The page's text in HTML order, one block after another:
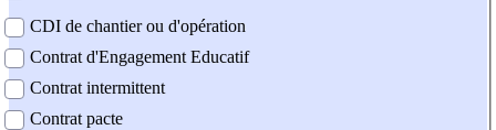
CDI de chantier ou d'opération
Contrat d'Engagement Educatif
Contrat intermittent
Contrat pacte